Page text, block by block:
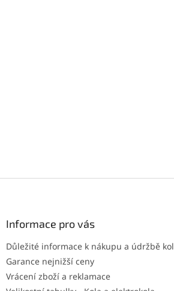
Informace pro vás
Důležité informace k nákupu a údržbě kol
Garance nejnižší ceny
Vrácení zboží a reklamace